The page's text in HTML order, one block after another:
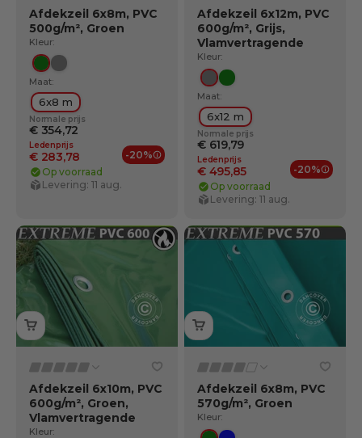
Afdekzeil 6x8m, PVC
500g/m², Groen
Kleur:
Groente
Grijs
Maat:
6x8 m
Normale prijs
€ 354,72
Ledenprijs
€ 283,78 -20%
Ledenvoordelen
Op voorraad
Levering: 11 aug.
Afdekzeil 6x12m, PVC
600g/m², Grijs,
Vlamvertragende
Kleur:
GrijsGroente
Maat:
6x12 m
Normale prijs
€ 619,79
Ledenprijs
€ 495,85 -20%
Op voorraad
Levering: 11 aug.
Afdekzeil 6x10m, PVC
600g/m², Groen,
Vlamvertragende
Kleur:
Afdekzeil 6x8m, PVC
570g/m², Groen
Kleur: